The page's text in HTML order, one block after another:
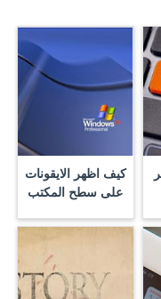
كيف اظهر الايقونات
على سطح المكتب